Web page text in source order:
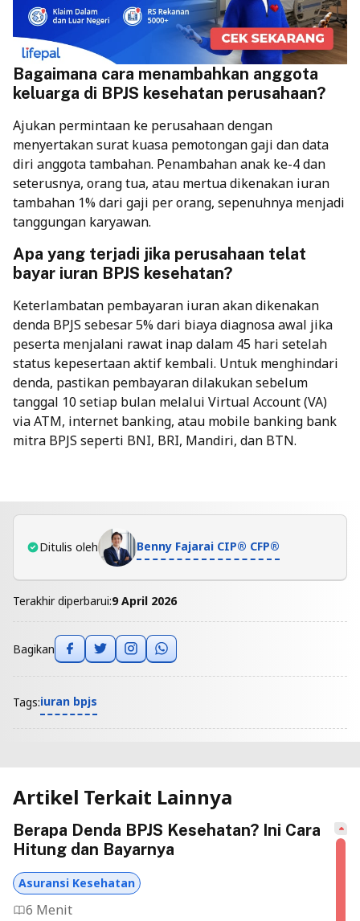
Bagaimana cara menambahkan anggota
keluarga di BPJS kesehatan perusahaan?
Ajukan permintaan ke perusahaan dengan
menyertakan surat kuasa pemotongan gaji dan data
diri anggota tambahan. Penambahan anak ke-4 dan
seterusnya, orang tua, atau mertua dikenakan iuran
tambahan 1% dari gaji per orang, sepenuhnya menjadi
tanggungan karyawan.
Apa yang terjadi jika perusahaan telat
bayar iuran BPJS kesehatan?
Keterlambatan pembayaran iuran akan dikenakan
denda BPJS sebesar 5% dari biaya diagnosa awal jika
peserta menjalani rawat inap dalam 45 hari setelah
status kepesertaan aktif kembali. Untuk menghindari
denda, pastikan pembayaran dilakukan sebelum
tanggal 10 setiap bulan melalui Virtual Account (VA)
via ATM, internet banking, atau mobile banking bank
mitra BPJS seperti BNI, BRI, Mandiri, dan BTN.
Ditulis oleh Benny Fajarai CIP® CFP®
Terakhir diperbarui:9 April 2026
Bagikan
Tags:iuran bpjs
Artikel Terkait Lainnya
Berapa Denda BPJS Kesehatan? Ini Cara
Hitung dan Bayarnya
Asuransi Kesehatan
6 Menit